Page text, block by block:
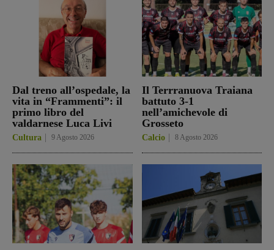
Dal treno all’ospedale, la
vita in “Frammenti”: il
primo libro del
valdarnese Luca Livi
Cultura 9 Agosto 2026
Il Terrranuova Traiana
battuto 3-1
nell’amichevole di
Grosseto
Calcio 8 Agosto 2026